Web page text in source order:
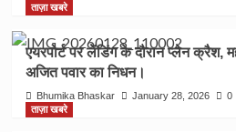
ताज़ा खबरे
एयरपोर्ट पर लेंडिंग के दौरान प्लेन क्रैश,
अजित पवार का निधन।
Bhumika Bhaskar January 28, 2026
0
ताज़ा खबरे